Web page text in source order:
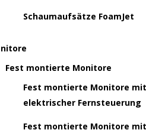
Schaumaufsätze FoamJet
Fest montierte Monitore
Fest montierte Monitore mit
elektrischer Fernsteuerung
Fest montierte Monitore